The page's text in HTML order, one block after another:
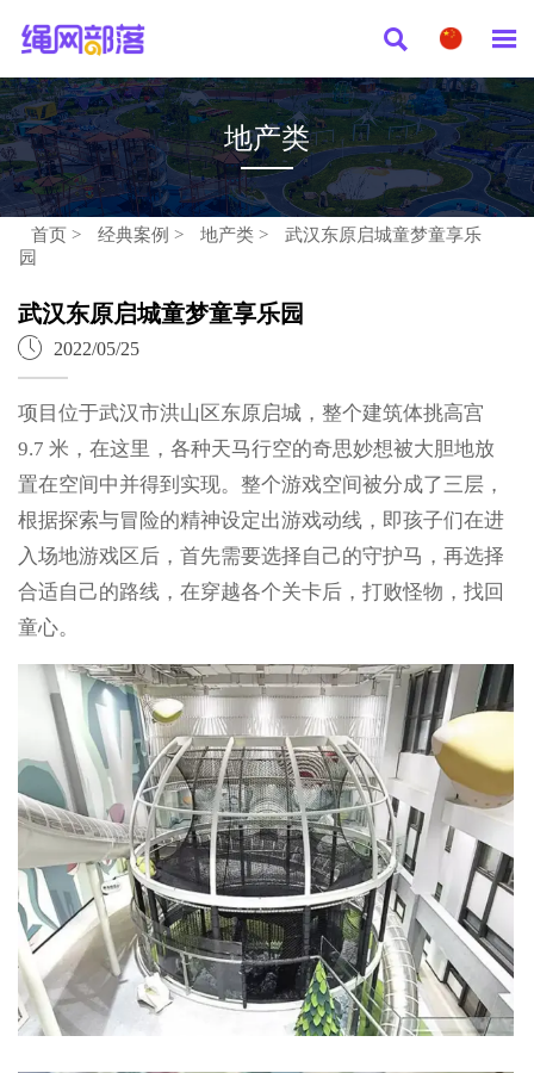
 
地产类
首页 > 经典案例 > 地产类 >
武汉东原启城童梦童享乐
园
武汉东原启城童梦童享乐园
 2022/05/25
项目位于武汉市洪山区东原启城，整个建筑体挑高宫
9.7 米，在这里，各种天马行空的奇思妙想被大胆地放
置在空间中并得到实现。整个游戏空间被分成了三层，
根据探索与冒险的精神设定出游戏动线，即孩子们在进
入场地游戏区后，首先需要选择自己的守护马，再选择
合适自己的路线，在穿越各个关卡后，打败怪物，找回
童心。